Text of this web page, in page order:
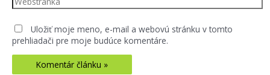
Uložiť moje meno, e-mail a webovú stránku v tomto
prehliadači pre moje budúce komentáre.